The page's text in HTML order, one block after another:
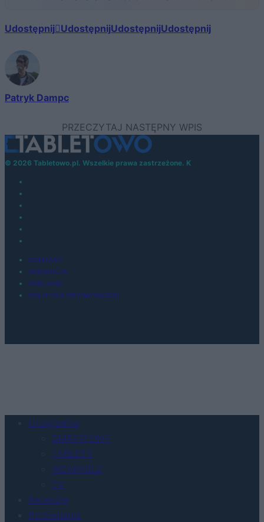
Udostępnij UdostępnijUdostępnijUdostępnij
Patryk Dampc
© 2026 Tabletowo.pl. Wszelkie prawa zastrzeżone. K
KONTAKT
REDAKCJA
REKLAMA
POLITYKA PRYWATNOŚCI
Urządzenia
SMARTFONY
TABLETY
WEARABLE
TV
Recenzje
Porównania